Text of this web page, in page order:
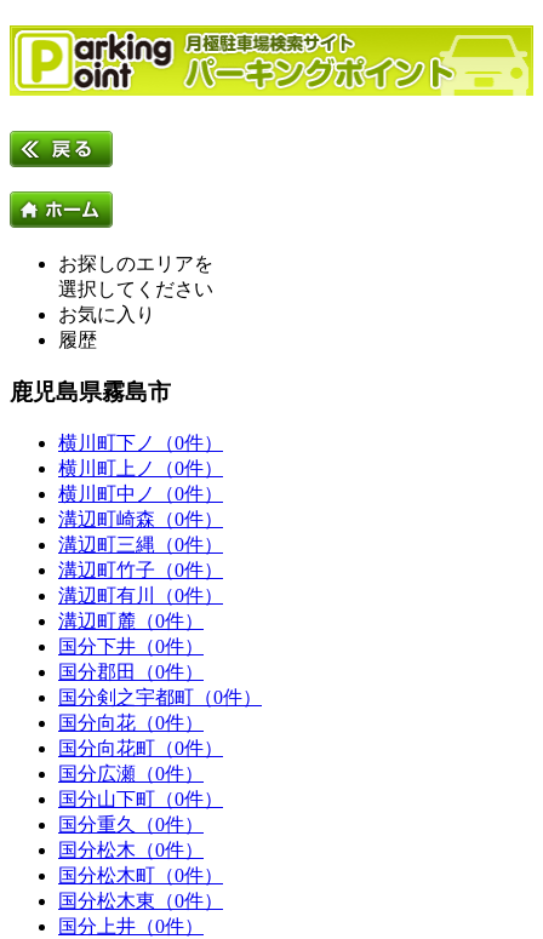
お探しのエリアを
選択してください
お気に入り
履歴
鹿児島県霧島市
横川町下ノ（0件）
横川町上ノ（0件）
横川町中ノ（0件）
溝辺町崎森（0件）
溝辺町三縄（0件）
溝辺町竹子（0件）
溝辺町有川（0件）
溝辺町麓（0件）
国分下井（0件）
国分郡田（0件）
国分剣之宇都町（0件）
国分向花（0件）
国分向花町（0件）
国分広瀬（0件）
国分山下町（0件）
国分重久（0件）
国分松木（0件）
国分松木町（0件）
国分松木東（0件）
国分上井（0件）